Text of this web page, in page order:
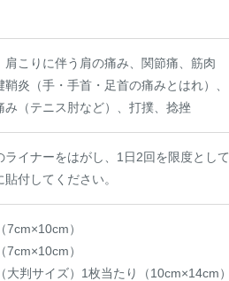
肩こりに伴う肩の痛み、関節痛、筋肉
鞘炎（手・手首・足首の痛みとはれ）、
み（テニス肘など）、打撲、捻挫
ライナーをはがし、1日2回を限度として
貼付してください。
7cm×10cm）
7cm×10cm）
大判サイズ）1枚当たり（10cm×14cm）